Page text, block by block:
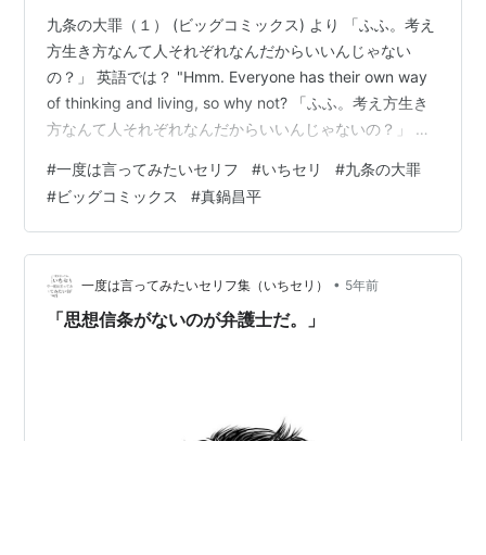
九条の大罪（１） (ビッグコミックス) より 「ふふ。考え
方生き方なんて人それぞれなんだからいいんじゃない
の？」 英語では？ "Hmm. Everyone has their own way
of thinking and living, so why not? 「ふふ。考え方生き
方なんて人それぞれなんだからいいんじゃないの？」 ｜
“This is me” 的な？ 法とモラルの極限ドラマ、開幕！ 国
民的ダークヒーロー漫画『闇金ウシジマくん』の真鍋昌
平、最新作！ なぜか厄介な案件ばかりを引き受ける弁護
士・九条間人（くじょうたいざ）。 鼻…
#一度は言ってみたいセリフ #いちセリ #九条の大罪
#ビッグコミックス #真鍋昌平
一度は言ってみたいセリフ集（いちセリ） • 5年前
「思想信条がないのが弁護士だ。」